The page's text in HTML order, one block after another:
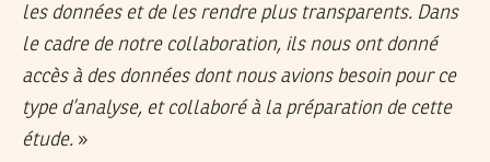
les données et de les rendre plus transparents. Dans
le cadre de notre collaboration, ils nous ont donné
accès à des données dont nous avions besoin pour ce
type d’analyse, et collaboré à la préparation de cette
étude. »